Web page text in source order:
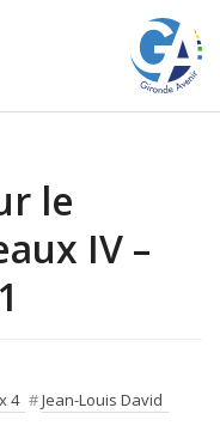
le
IV –
4 #Jean-Louis David